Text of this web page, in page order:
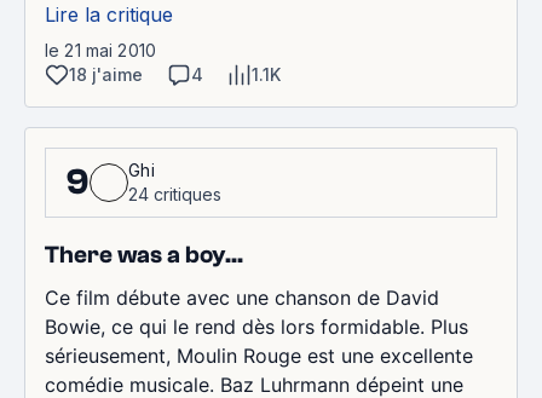
Lire la critique
le 21 mai 2010
18 j'aime
4 1.1K
9
Ghi
24 critiques
There was a boy...
Ce film débute avec une chanson de David
Bowie, ce qui le rend dès lors formidable. Plus
sérieusement, Moulin Rouge est une excellente
comédie musicale. Baz Luhrmann dépeint une